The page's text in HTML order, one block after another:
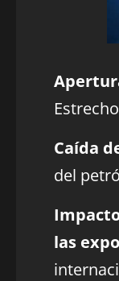
Caída
del
las